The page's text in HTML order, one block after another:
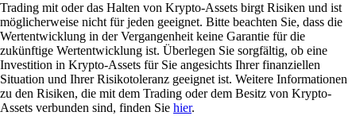
Trading mit oder das Halten von Krypto-Assets birgt Risiken und ist
möglicherweise nicht für jeden geeignet. Bitte beachten Sie, dass die
Wertentwicklung in der Vergangenheit keine Garantie für die
zukünftige Wertentwicklung ist. Überlegen Sie sorgfältig, ob eine
Investition in Krypto-Assets für Sie angesichts Ihrer finanziellen
Situation und Ihrer Risikotoleranz geeignet ist. Weitere Informationen
zu den Risiken, die mit dem Trading oder dem Besitz von Krypto-
Assets verbunden sind, finden Sie hier.